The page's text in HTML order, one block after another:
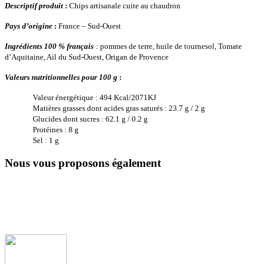
Descriptif produit : Chips artisanale cuite au chaudron
Pays d’origine : France – Sud-Ouest
Ingrédients 100 % français : pommes de terre, huile de tournesol, Tomate
d’Aquitaine, Ail du Sud-Ouest, Origan de Provence
Valeurs nutritionnelles pour 100 g :
Valeur énergétique : 494 Kcal/2071KJ
Matières grasses dont acides gras saturés : 23.7 g / 2 g
Glucides dont sucres : 62.1 g / 0.2 g
Protéines : 8 g
Sel : 1 g
Nous vous proposons également